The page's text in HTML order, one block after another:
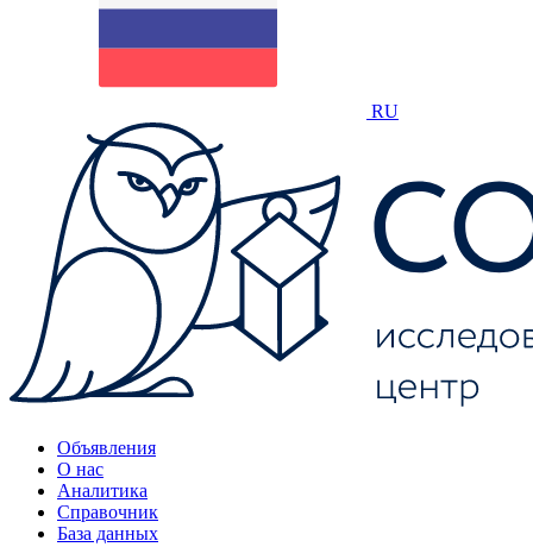
RU
Объявления
О нас
Аналитика
Справочник
База данных